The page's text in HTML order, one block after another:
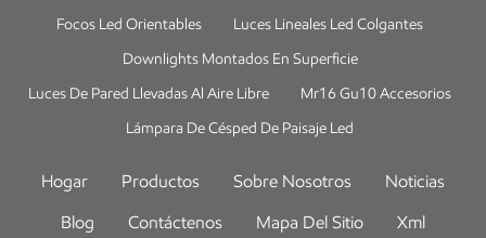
Focos Led Orientables
Luces Lineales Led Colgantes
Downlights Montados En Superficie
Luces De Pared Llevadas Al Aire Libre
Mr16 Gu10 Accesorios
Lámpara De Césped De Paisaje Led
Hogar Productos Sobre Nosotros
Noticias
Blog
Contáctenos Mapa Del Sitio Xml